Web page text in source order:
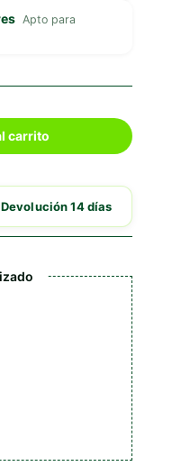
Apto para
carrito
14 días